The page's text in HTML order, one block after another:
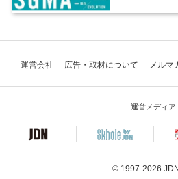
運営会社 広告・取材について メルマ
運営メディア
© 1997-2026